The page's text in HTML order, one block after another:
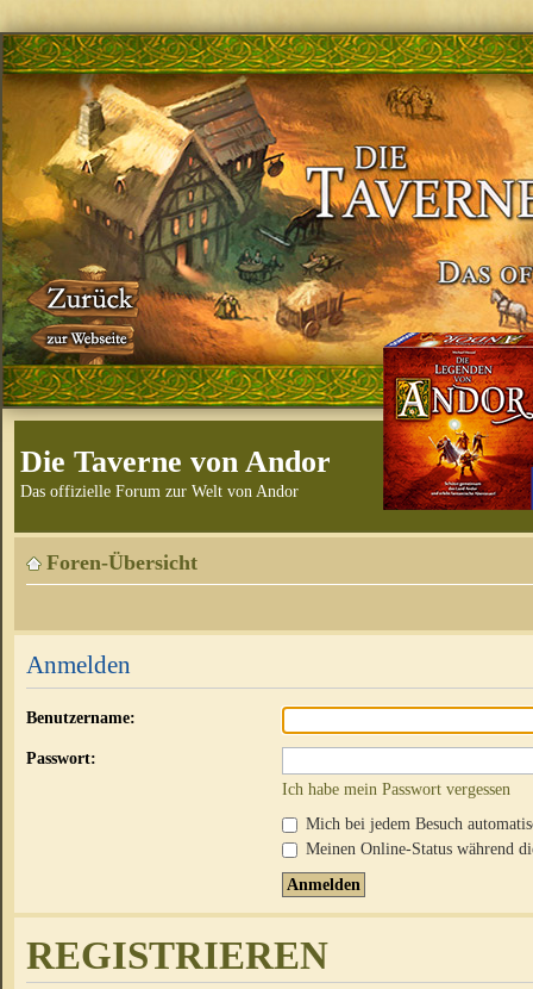
Die Taverne von Andor
Das offizielle Forum zur Welt von Andor
Foren-Übersicht
Anmelden
Benutzername:
Passwort:
Ich habe mein Passwort vergessen
Mich bei jedem Besuch
Meinen Online-Status während
REGISTRIEREN